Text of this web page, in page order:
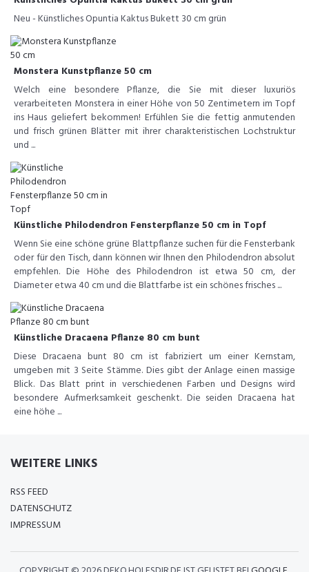
Neu - Künstliches Opuntia Kaktus Bukett 30 cm grün
Monstera Kunstpflanze 50 cm
Welch eine besondere Pflanze, die Sie mit dieser luxuriös
verarbeiteten Monstera in einer Höhe von 50 Zentimetern im Topf
ins Haus geliefert bekommen! Erfühlen Sie die fettig anmutenden
und frisch grünen Blätter mit ihrer charakteristischen Lochstruktur
und ...
Künstliche Philodendron Fensterpflanze 50 cm in Topf
Wenn Sie eine schöne grüne Blattpflanze suchen für die Fensterbank
oder für den Tisch, dann können wir Ihnen den Philodendron absolut
empfehlen. Die Höhe des Philodendron ist etwa 50 cm, der
Diameter etwa 40 cm und die Blattfarbe ist ein schönes frisches ...
Künstliche Dracaena Pflanze 80 cm bunt
Diese Dracaena bunt 80 cm ist fabriziert um einer Kernstam,
umgeben mit 3 Seite Stämme. Dies gibt der Anlage einen massige
Blick. Das Blatt print in verschiedenen Farben und Designs wird
besondere Aufmerksamkeit geschenkt. Die seiden Dracaena hat
eine höhe ...
WEITERE LINKS
RSS FEED
DATENSCHUTZ
IMPRESSUM